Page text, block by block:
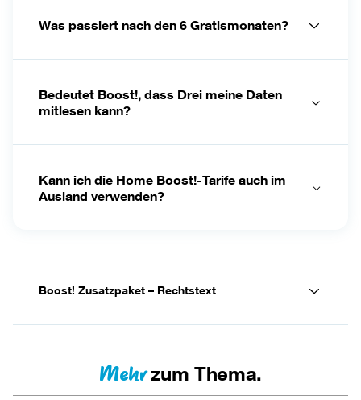
Was passiert nach den 6 Gratismonaten?
Bedeutet Boost!, dass Drei meine Daten
mitlesen kann?
Kann ich die Home Boost!-Tarife auch im
Ausland verwenden?
Boost! Zusatzpaket – Rechtstext
Mehrzum Thema.